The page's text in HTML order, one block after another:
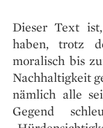
Dieser Text
haben, trotz
moralisch bis
Nachhaltigkeit
nämlich alle
Gegend